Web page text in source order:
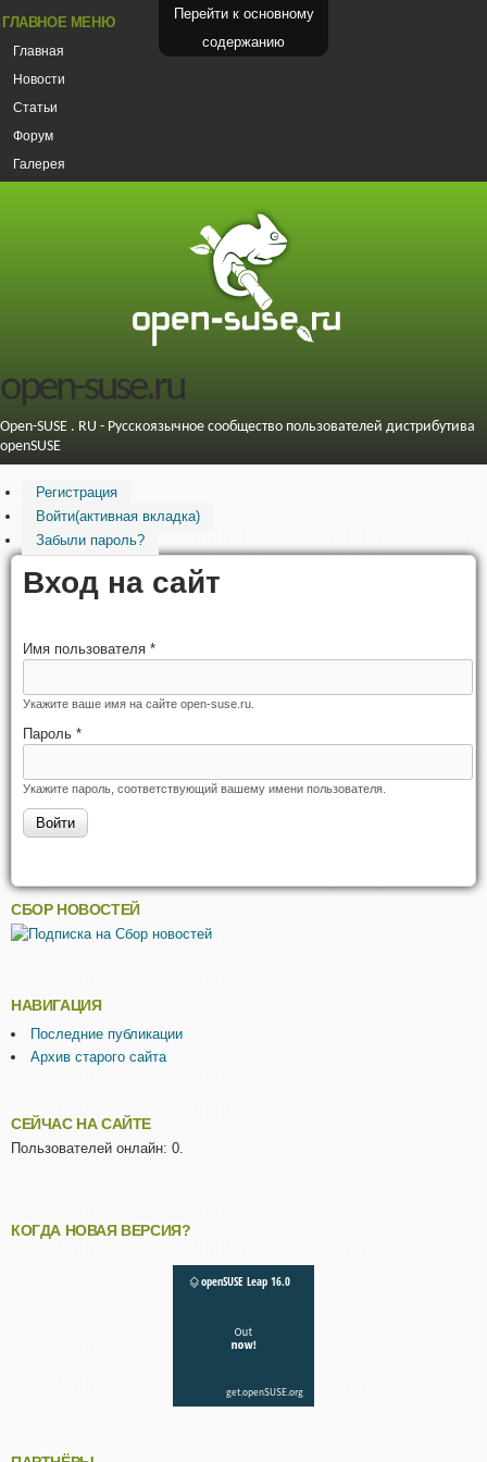
Перейти к основному
содержанию
ГЛАВНОЕ МЕНЮ
Главная
Новости
Статьи
Форум
Галерея
open-suse.ru
Open-SUSE . RU - Русскоязычное сообщество пользователей дистрибутива
openSUSE
Регистрация
Войти(активная вкладка)
Забыли пароль?
Вход на сайт
Имя пользователя *
Укажите ваше имя на сайте open-suse.ru.
Пароль *
Укажите пароль, соответствующий вашему имени пользователя.
СБОР НОВОСТЕЙ
НАВИГАЦИЯ
Последние публикации
Архив старого сайта
СЕЙЧАС НА САЙТЕ
Пользователей онлайн: 0.
КОГДА НОВАЯ ВЕРСИЯ?